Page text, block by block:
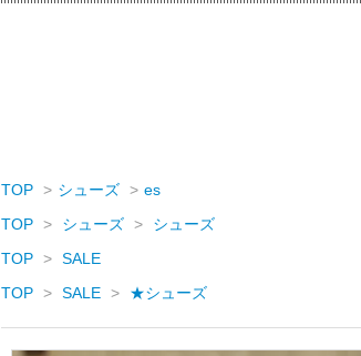
TOP > シューズ > es
TOP > シューズ >
シューズ
TOP > SALE
TOP > SALE > ★シューズ